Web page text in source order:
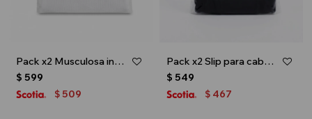
Pack x2 Musculosa interior para caballero - Blanco
$ 599
$ 509
Pack x2 Slip para caballero - Multicolor
$ 549
$ 467